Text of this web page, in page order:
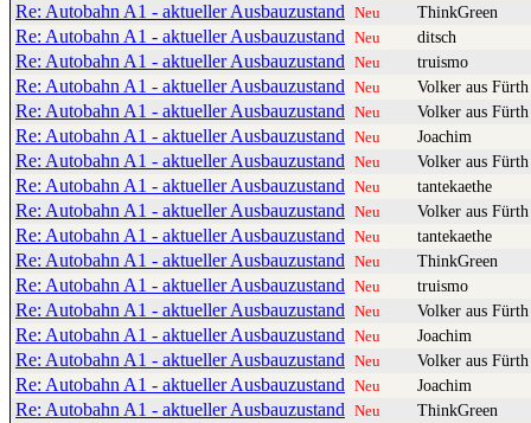
Re: Autobahn A1 - aktueller Ausbauzustand Neu ThinkGreen
Re: Autobahn A1 - aktueller Ausbauzustand Neu ditsch
Re: Autobahn A1 - aktueller Ausbauzustand Neu truismo
Re: Autobahn A1 - aktueller Ausbauzustand Neu Volker aus Fürth
Re: Autobahn A1 - aktueller Ausbauzustand Neu Volker aus Fürth
Re: Autobahn A1 - aktueller Ausbauzustand Neu Joachim
Re: Autobahn A1 - aktueller Ausbauzustand Neu Volker aus Fürth
Re: Autobahn A1 - aktueller Ausbauzustand Neu tantekaethe
Re: Autobahn A1 - aktueller Ausbauzustand Neu Volker aus Fürth
Re: Autobahn A1 - aktueller Ausbauzustand Neu tantekaethe
Re: Autobahn A1 - aktueller Ausbauzustand Neu ThinkGreen
Re: Autobahn A1 - aktueller Ausbauzustand Neu truismo
Re: Autobahn A1 - aktueller Ausbauzustand Neu Volker aus Fürth
Re: Autobahn A1 - aktueller Ausbauzustand Neu Joachim
Re: Autobahn A1 - aktueller Ausbauzustand Neu Volker aus Fürth
Re: Autobahn A1 - aktueller Ausbauzustand Neu Joachim
Re: Autobahn A1 - aktueller Ausbauzustand Neu ThinkGreen